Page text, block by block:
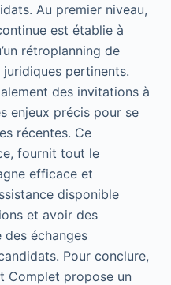
Au premier niveau,
est établie à
rétroplanning de
pertinents.
des invitations à
enjeux précis pour se
récentes. Ce
fournit tout le
efficace et
disponible
et avoir des
des échanges
Pour conclure,
Complet propose un